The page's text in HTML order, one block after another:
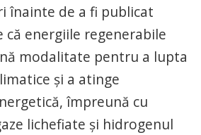
înainte de a fi publicat
că energiile regenerabile
modalitate pentru a lupta
şi a atinge
împreună cu
lichefiate şi hidrogenul